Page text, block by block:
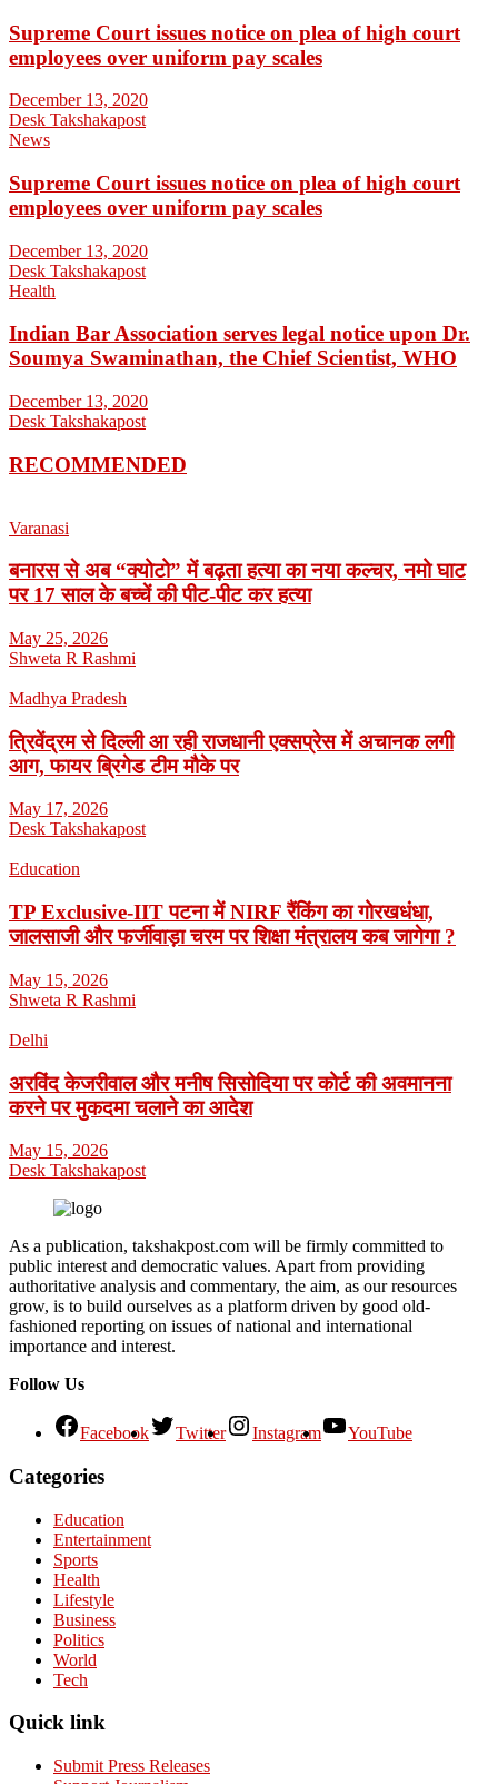
Supreme Court issues notice on plea of high court
employees over uniform pay scales
December 13, 2020
Desk Takshakapost
News
Supreme Court issues notice on plea of high court
employees over uniform pay scales
December 13, 2020
Desk Takshakapost
Health
Indian Bar Association serves legal notice upon Dr.
Soumya Swaminathan, the Chief Scientist, WHO
December 13, 2020
Desk Takshakapost
RECOMMENDED
Varanasi
बनारस से अब “क्योटो” में बढ़ता हत्या का नया कल्चर, नमो घाट
पर 17 साल के बच्चें की पीट-पीट कर हत्या
May 25, 2026
Shweta R Rashmi
Madhya Pradesh
त्रिवेंद्रम से दिल्ली आ रही राजधानी एक्सप्रेस में अचानक लगी
आग, फायर ब्रिगेड टीम मौके पर
May 17, 2026
Desk Takshakapost
Education
TP Exclusive-IIT पटना में NIRF रैंकिंग का गोरखधंधा,
जालसाजी और फर्जीवाड़ा चरम पर शिक्षा मंत्रालय कब जागेगा ?
May 15, 2026
Shweta R Rashmi
Delhi
अरविंद केजरीवाल और मनीष सिसोदिया पर कोर्ट की अवमानना
करने पर मुकदमा चलाने का आदेश
May 15, 2026
Desk Takshakapost
As a publication, takshakpost.com will be firmly committed to
public interest and democratic values. Apart from providing
authoritative analysis and commentary, the aim, as our resources
grow, is to build ourselves as a platform driven by good old-
fashioned reporting on issues of national and international
importance and interest.
Follow Us
Facebook Twitter Instagram YouTube
Categories
Education
Entertainment
Sports
Health
Lifestyle
Business
Politics
World
Tech
Quick link
Submit Press Releases